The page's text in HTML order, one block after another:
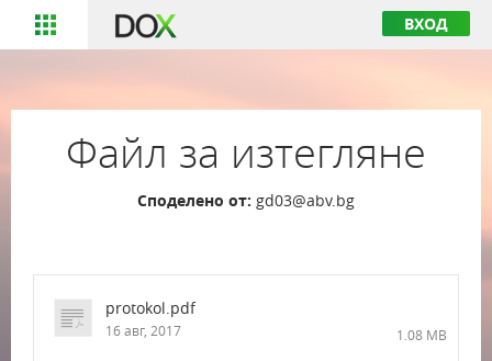
ВХОД
Файл за изтегляне
Споделено от: gd03@abv.bg
protokol.pdf
16 авг, 2017 1.08 MB